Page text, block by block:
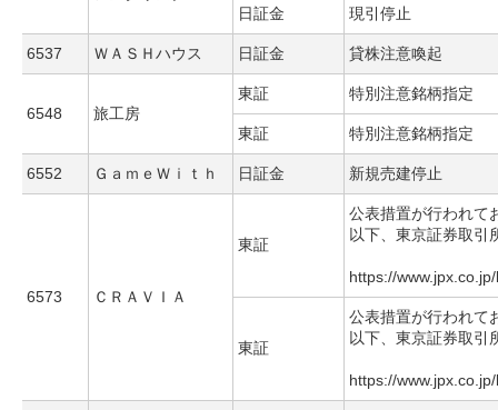
日証金 現引停止
6537 ＷＡＳＨハウス 日証金 貸株注意喚起
6548 旅工房
東証 特別注意銘柄指定
東証 特別注意銘柄指定
6552 ＧａｍｅＷｉｔｈ 日証金 新規売建停止
6573 ＣＲＡＶＩＡ
東証
公表措置が行われて
以下、東京証券取引
https://
東証
公表措置が行われて
以下、東京証券取引
https://